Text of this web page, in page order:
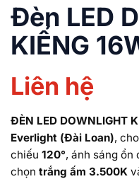
Đèn LED
KIẾNG
Liên hệ
ĐÈN LED DOWNLIGHT
Everlight (Đài Loan),
chiếu 120°, ánh sáng ổn
chọn trắng ấm 3.500K